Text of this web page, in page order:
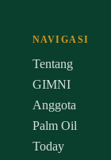
NAVIGASI
Tentang
GIMNI
Anggota
Palm Oil
Today